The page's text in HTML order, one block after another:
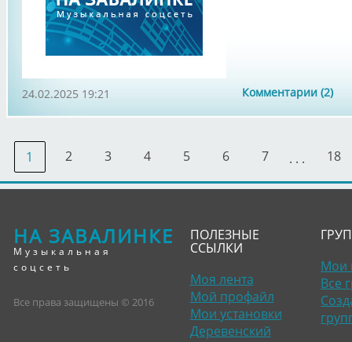
Комментарии (2)
24.02.2025 19:21
1 2 3 4 5 6 7 . . . 18
НА ЗАВАЛИНКЕ
Музыкальная
соцсеть
Все права защищены © 2016
ПОЛЕЗНЫЕ
ССЫЛКИ
Моя лента
Мой профайл
Мои установки
Деревенский
Мои
Все